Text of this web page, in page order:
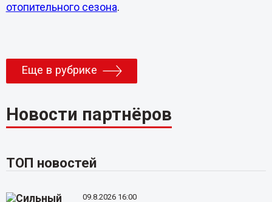
отопительного сезона.
Еще в рубрике
Новости партнёров
ТОП новостей
09.8.2026 16:00